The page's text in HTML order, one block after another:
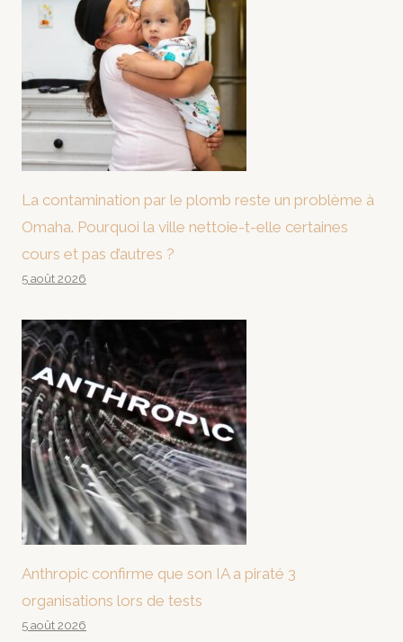
La contamination par le plomb reste un problème à
Omaha. Pourquoi la ville nettoie-t-elle certaines
cours et pas d’autres ?
5 août 2026
Anthropic confirme que son IA a piraté 3
organisations lors de tests
5 août 2026